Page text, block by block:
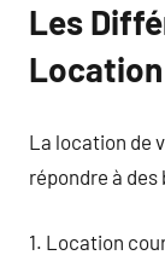
Les
La location de
répondre à
1. Location